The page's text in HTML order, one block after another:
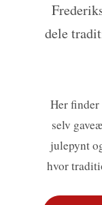
dele
Her
selv
julepynt
hvor